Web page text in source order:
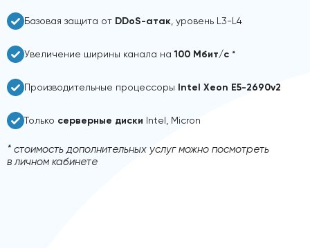
Базовая защита от DDoS-атак , уровень L3-L4
Увеличение ширины канала на100 Мбит/с *
Производительные процессоры Intel Xeon E5-2690v2
Только серверные диски Intel, Micron
* стоимость дополнительных услуг можно посмотреть
в личном кабинете